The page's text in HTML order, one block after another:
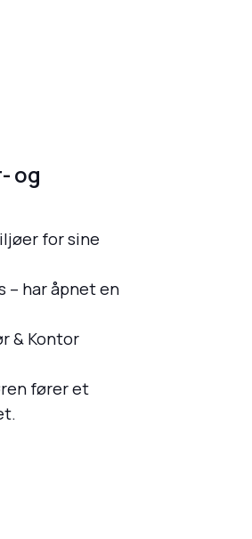
og
for sine
– har åpnet en
& Kontor
fører et